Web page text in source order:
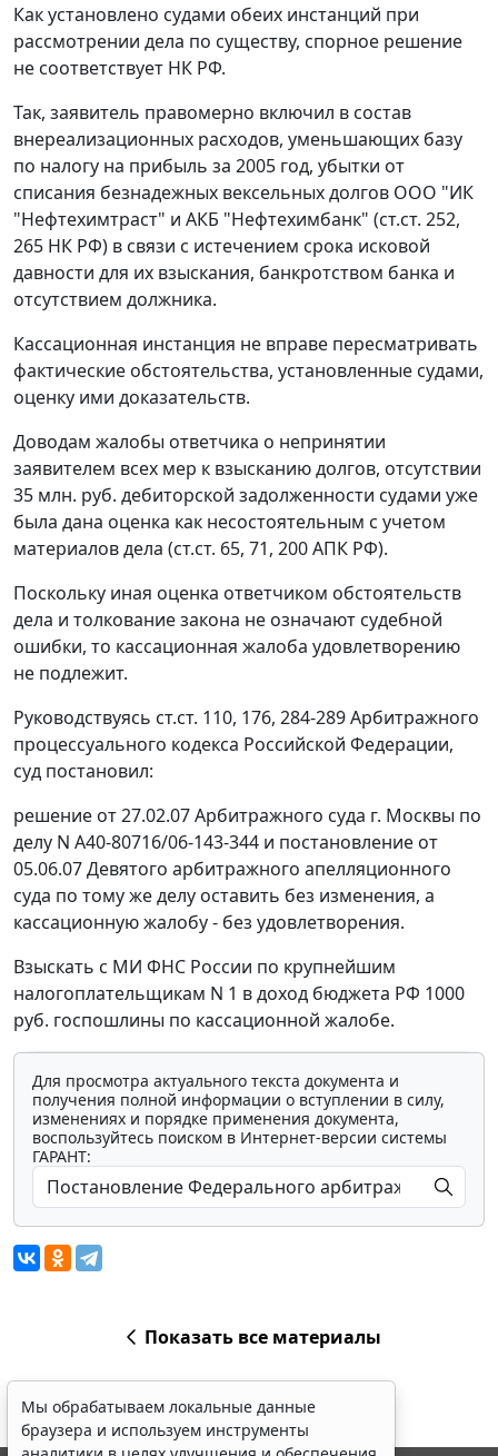
Как установлено судами обеих инстанций при
рассмотрении дела по существу, спорное решение
не соответствует НК РФ.
Так, заявитель правомерно включил в состав
внереализационных расходов, уменьшающих базу
по налогу на прибыль за 2005 год, убытки от
списания безнадежных вексельных долгов ООО "ИК
"Нефтехимтраст" и АКБ "Нефтехимбанк" (ст.ст. 252,
265 НК РФ) в связи с истечением срока исковой
давности для их взыскания, банкротством банка и
отсутствием должника.
Кассационная инстанция не вправе пересматривать
фактические обстоятельства, установленные судами,
оценку ими доказательств.
Доводам жалобы ответчика о непринятии
заявителем всех мер к взысканию долгов, отсутствии
35 млн. руб. дебиторской задолженности судами уже
была дана оценка как несостоятельным с учетом
материалов дела (ст.ст. 65, 71, 200АПК РФ).
Поскольку иная оценка ответчиком обстоятельств
дела и толкование закона не означают судебной
ошибки, то кассационная жалоба удовлетворению
не подлежит.
Руководствуясь ст.ст. 110, 176, 284-289Арбитражного
процессуального кодекса Российской Федерации,
суд постановил:
решение от 27.02.07 Арбитражного суда г. Москвы по
делу N А40-80716/06-143-344 и постановление от
05.06.07 Девятого арбитражного апелляционного
суда по тому же делу оставить без изменения, а
кассационную жалобу - без удовлетворения.
Взыскать с МИ ФНС России по крупнейшим
налогоплательщикам N 1 в доход бюджета РФ 1000
руб. госпошлины по кассационной жалобе.
Для просмотра актуального текста документа и
получения полной информации о вступлении в силу,
изменениях и порядке применения документа,
воспользуйтесь поиском в Интернет-версии системы
ГАРАНТ:
Показать все материалы
Мы обрабатываем локальные данные
браузера и используем инструменты